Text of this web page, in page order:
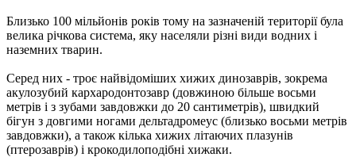
Близько 100 мільйонів років тому на зазначеній території була
велика річкова система, яку населяли різні види водних і
наземних тварин.
Серед них - троє найвідоміших хижих динозаврів, зокрема
акулозубий кархародонтозавр (довжиною більше восьми
метрів і з зубами завдовжки до 20 сантиметрів), швидкий
бігун з довгими ногами дельтадромеус (близько восьми метрів
завдовжки), а також кілька хижих літаючих плазунів
(птерозаврів) і крокодилоподібні хижаки.